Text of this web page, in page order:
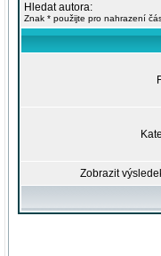
Hledat autora:
Znak * použijte pro nahrazení
Zobrazit